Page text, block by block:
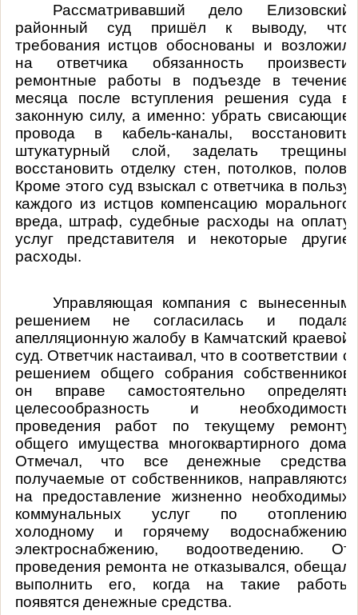
Рассматривавший дело Елизовский
районный суд пришёл к выводу, что
требования истцов обоснованы и возложил
на ответчика обязанность произвести
ремонтные работы в подъезде в течение
месяца после вступления решения суда в
законную силу, а именно: убрать свисающие
провода в кабель-каналы, восстановить
штукатурный слой, заделать трещины,
восстановить отделку стен, потолков, полов.
Кроме этого суд взыскал с ответчика в пользу
каждого из истцов компенсацию морального
вреда, штраф, судебные расходы на оплату
услуг представителя и некоторые другие
расходы.
Управляющая компания с вынесенным
решением не согласилась и подала
апелляционную жалобу в Камчатский краевой
суд. Ответчик настаивал, что в соответствии с
решением общего собрания собственников
он вправе самостоятельно определять
целесообразность и необходимость
проведения работ по текущему ремонту
общего имущества многоквартирного дома.
Отмечал, что все денежные средства,
получаемые от собственников, направляются
на предоставление жизненно необходимых
коммунальных услуг по отоплению,
холодному и горячему водоснабжению,
электроснабжению, водоотведению. От
проведения ремонта не отказывался, обещал
выполнить его, когда на такие работы
появятся денежные средства.